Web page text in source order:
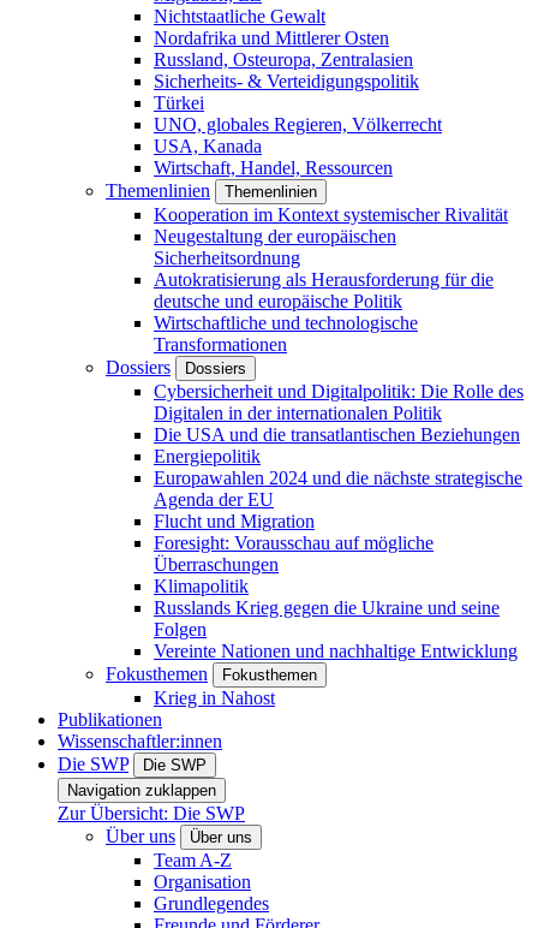
Nichtstaatliche Gewalt
Nordafrika und Mittlerer Osten
Russland, Osteuropa, Zentralasien
Sicherheits- & Verteidigungspolitik
Türkei
UNO, globales Regieren, Völkerrecht
USA, Kanada
Wirtschaft, Handel, Ressourcen
Themenlinien
Themenlinien
Kooperation im Kontext systemischer Rivalität
Neugestaltung der europäischen
Sicherheitsordnung
Autokratisierung als Herausforderung für die
deutsche und europäische Politik
Wirtschaftliche und technologische
Transformationen
Dossiers
Dossiers
Cybersicherheit und Digitalpolitik: Die Rolle des
Digitalen in der internationalen Politik
Die USA und die transatlantischen Beziehungen
Energiepolitik
Europawahlen 2024 und die nächste strategische
Agenda der EU
Flucht und Migration
Foresight: Vorausschau auf mögliche
Überraschungen
Klimapolitik
Russlands Krieg gegen die Ukraine und seine
Folgen
Vereinte Nationen und nachhaltige Entwicklung
Fokusthemen
Fokusthemen
Krieg in Nahost
Publikationen
Wissenschaftler:innen
Die SWP
Die SWP
Navigation zuklappen
Zur Übersicht: Die SWP
Über uns
Über uns
Team A-Z
Organisation
Grundlegendes